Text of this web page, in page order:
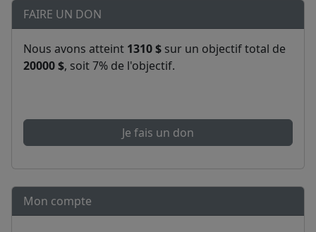
FAIRE UN DON
Nous avons atteint 1310 $ sur un objectif total de
20000 $, soit 7% de l'objectif.
Je fais un don
Mon compte